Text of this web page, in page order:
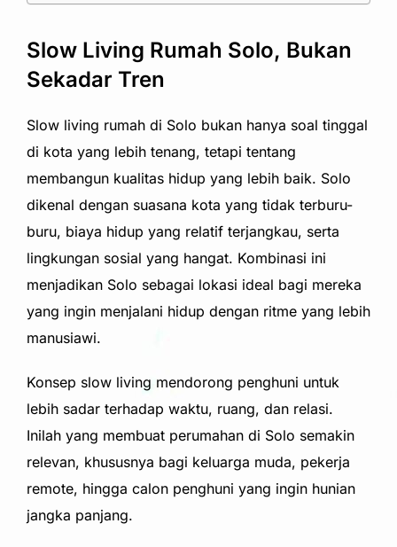
Slow Living Rumah Solo, Bukan
Sekadar Tren
Slow living rumah di Solo bukan hanya soal tinggal
di kota yang lebih tenang, tetapi tentang
membangun kualitas hidup yang lebih baik. Solo
dikenal dengan suasana kota yang tidak terburu-
buru, biaya hidup yang relatif terjangkau, serta
lingkungan sosial yang hangat. Kombinasi ini
menjadikan Solo sebagai lokasi ideal bagi mereka
yang ingin menjalani hidup dengan ritme yang lebih
manusiawi.
Konsep slow living mendorong penghuni untuk
lebih sadar terhadap waktu, ruang, dan relasi.
Inilah yang membuat perumahan di Solo semakin
relevan, khususnya bagi keluarga muda, pekerja
remote, hingga calon penghuni yang ingin hunian
jangka panjang.